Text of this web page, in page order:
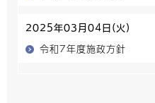
2025年03月04日(火)
令和7年度施政方針